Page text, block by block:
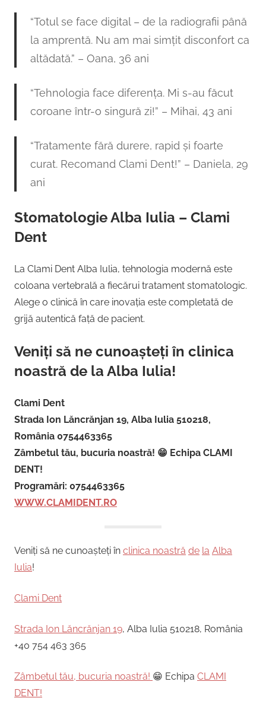
“Totul se face digital – de la radiografii până
la amprentă. Nu am mai simțit disconfort ca
altădată.” – Oana, 36 ani
“Tehnologia face diferența. Mi s-au făcut
coroane într-o singură zi!” – Mihai, 43 ani
“Tratamente fără durere, rapid și foarte
curat. Recomand Clami Dent!” – Daniela, 29
ani
Stomatologie Alba Iulia – Clami
Dent
La Clami Dent Alba Iulia, tehnologia modernă este
coloana vertebrală a fiecărui tratament stomatologic.
Alege o clinică în care inovația este completată de
grijă autentică față de pacient.
Veniți să ne cunoașteți în clinica
noastră de la Alba Iulia!
Clami Dent
Strada Ion Lăncrănjan 19, Alba Iulia 510218,
România 0754463365
Zâmbetul tău, bucuria noastră! 😁 Echipa CLAMI
DENT!
Programări: 0754463365
WWW.CLAMIDENT.RO
Veniți să ne cunoașteți în clinica noastră de la Alba
Iulia!
Clami Dent
Strada Ion Lăncrănjan 19, Alba Iulia 510218, România
+40 754 463 365
Zâmbetul tău, bucuria noastră! 😁 Echipa CLAMI
DENT!